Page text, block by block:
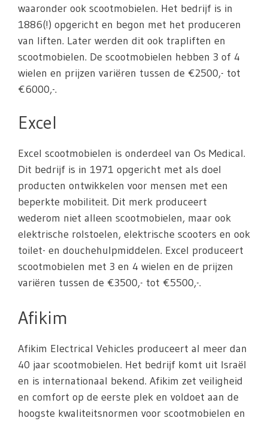
waaronder ook scootmobielen. Het bedrijf is in
1886(!) opgericht en begon met het produceren
van liften. Later werden dit ook trapliften en
scootmobielen. De scootmobielen hebben 3 of 4
wielen en prijzen variëren tussen de €2500,- tot
€6000,-.
Excel
Excel scootmobielen is onderdeel van Os Medical.
Dit bedrijf is in 1971 opgericht met als doel
producten ontwikkelen voor mensen met een
beperkte mobiliteit. Dit merk produceert
wederom niet alleen scootmobielen, maar ook
elektrische rolstoelen, elektrische scooters en ook
toilet- en douchehulpmiddelen. Excel produceert
scootmobielen met 3 en 4 wielen en de prijzen
variëren tussen de €3500,- tot €5500,-.
Afikim
Afikim Electrical Vehicles produceert al meer dan
40 jaar scootmobielen. Het bedrijf komt uit Israël
en is internationaal bekend. Afikim zet veiligheid
en comfort op de eerste plek en voldoet aan de
hoogste kwaliteitsnormen voor scootmobielen en